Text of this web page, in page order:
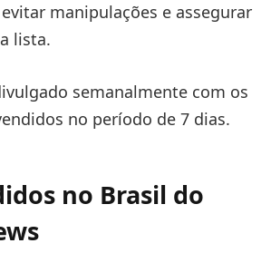
manipulações e assegurar
lista.
semanalmente com os
no período de 7 dias.
no Brasil do